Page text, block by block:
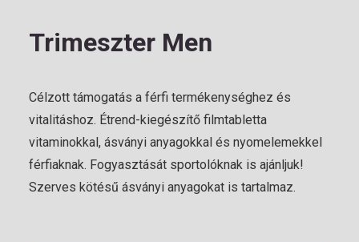
Trimeszter Men
Célzott támogatás a férfi termékenységhez és
vitalitáshoz. Étrend-kiegészítő filmtabletta
vitaminokkal, ásványi anyagokkal és nyomelemekkel
férfiaknak. Fogyasztását sportolóknak is ajánljuk!
Szerves kötésű ásványi anyagokat is tartalmaz.